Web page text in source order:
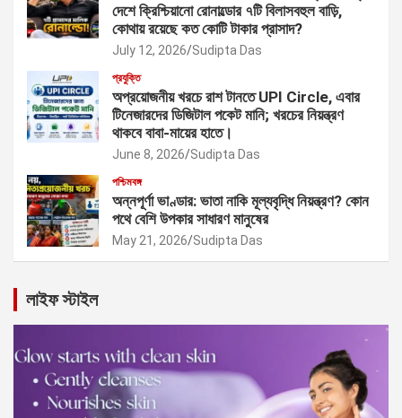
দেশে ক্রিশ্চিয়ানো রোনাল্ডোর ৭টি বিলাসবহুল বাড়ি,
কোথায় রয়েছে কত কোটি টাকার প্রাসাদ?
July 12, 2026 Sudipta Das
প্রযুক্তি
অপ্রয়োজনীয় খরচে রাশ টানতে UPI Circle, এবার
টিনেজারদের ডিজিটাল পকেট মানি; খরচের নিয়ন্ত্রণ
থাকবে বাবা-মায়ের হাতে।
June 8, 2026 Sudipta Das
পশ্চিমবঙ্গ
অন্নপূর্ণা ভাণ্ডার: ভাতা নাকি মূল্যবৃদ্ধি নিয়ন্ত্রণ? কোন
পথে বেশি উপকার সাধারণ মানুষের
May 21, 2026 Sudipta Das
লাইফ স্টাইল